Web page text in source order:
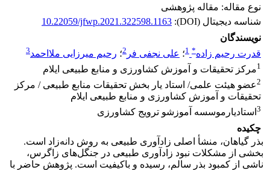
نوع مقاله: مقاله پژوهشی
شناسه دیجیتال (DOI):
10.22059/jfwp.2021.322598.1163
نویسندگان
قدرت رحیم زاده*
1؛ علی نجفی فر 2؛ رحیم میرزایی ملااحمد3
1مرکز تحقیقات و آموزش کشاورزی و منابع طبیعی ایلام
2عضو هیئت علمی/ استاد یار بخش تحقیقات منابع طبیعی / مرکز
تحقیقات و آموزش کشاورزی و منابع طبیعی ایلام
3 استادیارموسسه آموزشو ترویج کشاورزی
چکیده
بذر گیاهان، منشأ اصلی زاد‌آوری طبیعی به روش دانه‌زاد است.
بخشی از مشکلات نبود زاد‌آوری طبیعی در جنگل‌های زاگرس،
ناشی از کمبود بذر سالم، رسیده و باکیفیت است. پژوهش حاضر با